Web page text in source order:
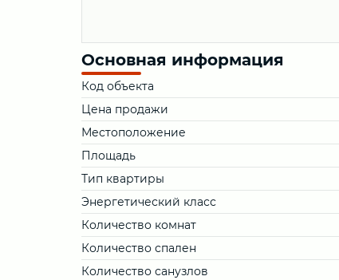
Основная информация
Код объекта
Цена продажи
Местоположение
Площадь
Тип квартиры
Энергетический класс
Количество комнат
Количество спален
Количество санузлов